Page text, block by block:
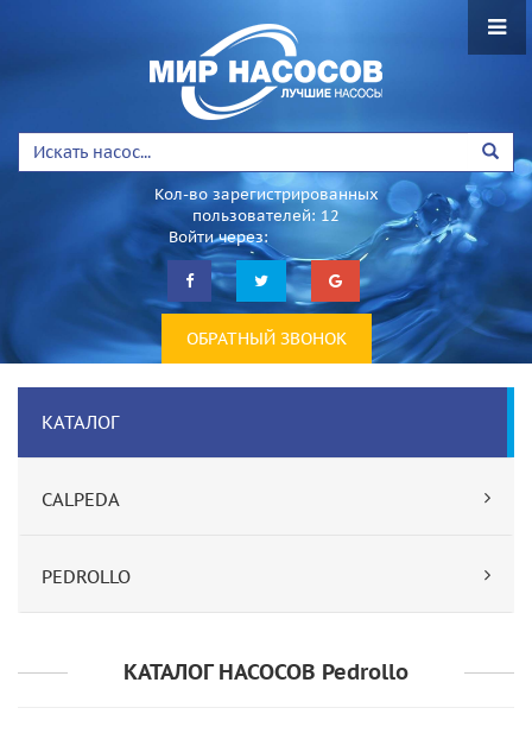
Кол-во зарегистрированных
пользователей: 12
Войти через:
ОБРАТНЫЙ ЗВОНОК
КАТАЛОГ
CALPEDA
PEDROLLO
КАТАЛОГ НАСОСОВ Pedrollo